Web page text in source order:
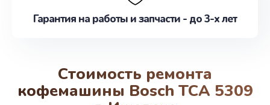
Гарантия на работы и запчасти - до 3-х лет
Стоимость ремонта
кофемашины Bosch TCA 5309